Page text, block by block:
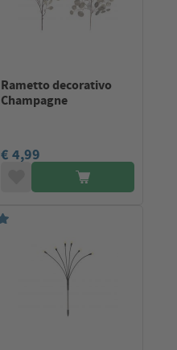
Rametto decorativo
Champagne
€ 4,99